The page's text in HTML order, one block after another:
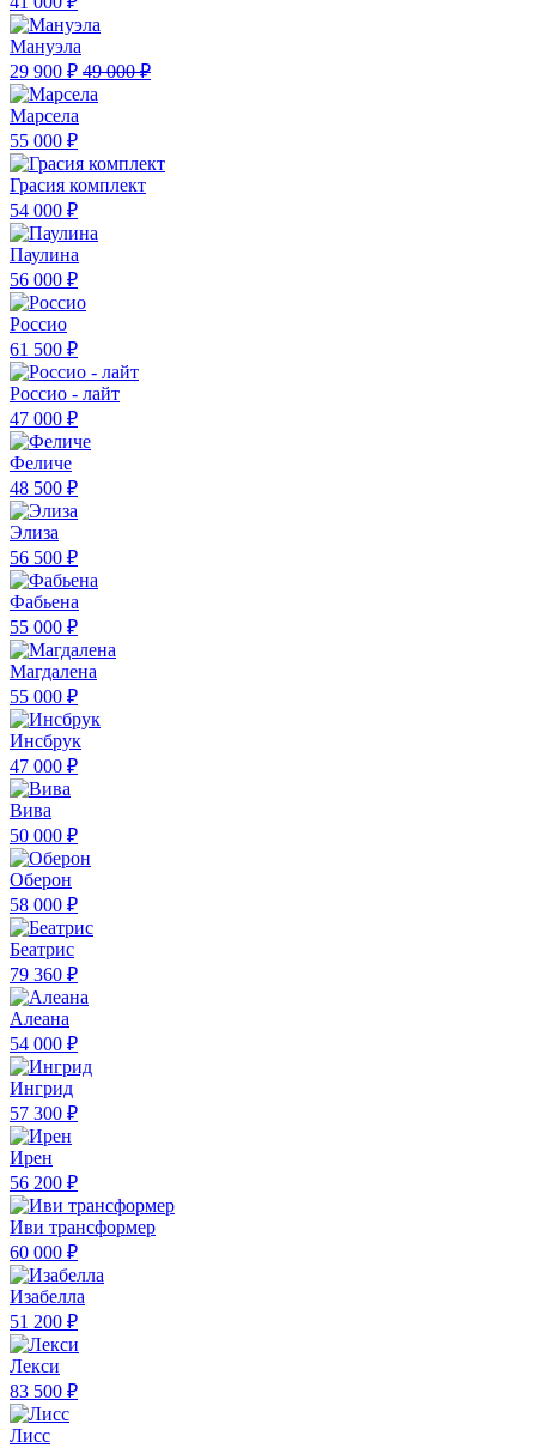
Мануэла
29 900 ₽ 49 000 ₽
Марсела
55 000 ₽
Грасия комплект
54 000 ₽
Паулина
56 000 ₽
Россио
61 500 ₽
Россио - лайт
47 000 ₽
Феличе
48 500 ₽
Элиза
56 500 ₽
Фабьена
55 000 ₽
Магдалена
55 000 ₽
Инсбрук
47 000 ₽
Вива
50 000 ₽
Оберон
58 000 ₽
Беатрис
79 360 ₽
Алеана
54 000 ₽
Ингрид
57 300 ₽
Ирен
56 200 ₽
Иви трансформер
60 000 ₽
Изабелла
51 200 ₽
Лекси
83 500 ₽
Лисс